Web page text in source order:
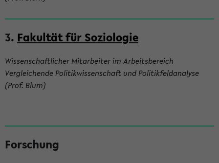
3. Fakultät für Soziologie
Wissenschaftlicher Mitarbeiter im Arbeitsbereich
Vergleichende Politikwissenschaft und Politikfeldanalyse
(Prof. Blum)
e
Forschung